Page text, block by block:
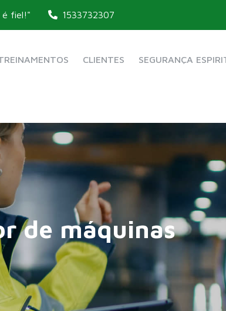
é fiel!" 1533732307
CLIENTES SEGURANÇA
de máquinas